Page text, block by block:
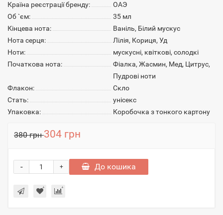
Країна реєстрації бренду:
ОАЭ
Об `єм:
35 мл
Кінцева нота:
Ваніль, Білий мускус
Нота серця:
Лілія, Кориця, Уд
Ноти:
мускусні, квіткові, солодкі
Початкова нота:
Фіалка, Жасмин, Мед, Цитрус,
Пудрові ноти
Флакон:
Скло
Стать:
унісекс
Упаковка:
Коробочка з тонкого картону
380 грн304 грн
+
- До кошика